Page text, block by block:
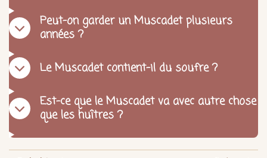
Peut-on garder un Muscadet plusieurs
années ?
Le Muscadet contient-il du soufre ?
Est-ce que le Muscadet va avec autre chose
que les huîtres ?